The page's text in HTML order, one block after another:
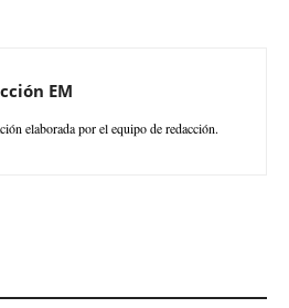
EM
elaborada por el equipo de redacción.